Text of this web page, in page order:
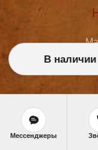
В наличии
Мессенджеры